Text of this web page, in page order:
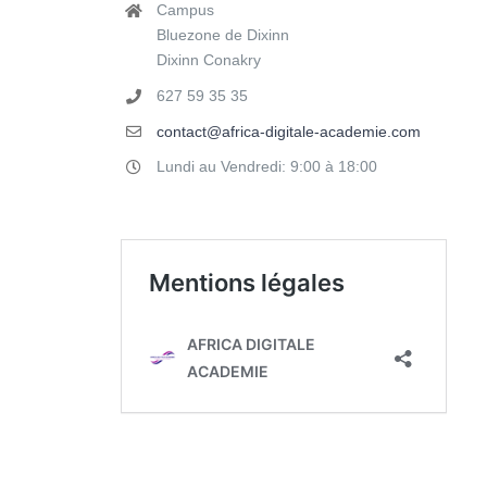
Campus
Bluezone de Dixinn
Dixinn Conakry
627 59 35 35
contact@africa-digitale-academie.com
Lundi au Vendredi: 9:00 à 18:00